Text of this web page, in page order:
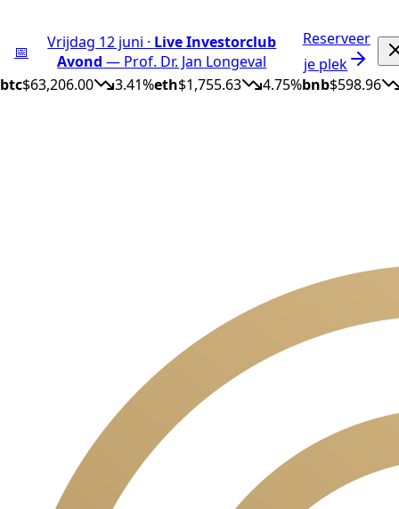
📅 Vrijdag 12 juni · Live Investorclub
Avond — Prof. Dr. Jan Longeval
Reserveer
je plek
btc$63,206.00 3.41%eth$1,755.63 4.75%bnb$598.96